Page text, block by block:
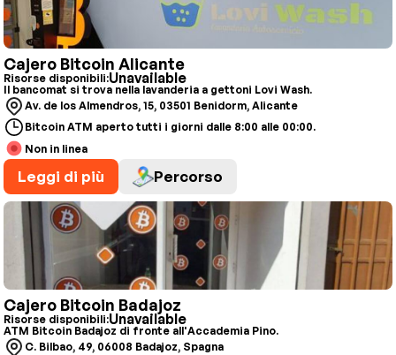
Cajero Bitcoin Alicante
Risorse disponibili:Unavailable
Il bancomat si trova nella lavanderia a gettoni Lovi Wash.
Av. de los Almendros, 15, 03501 Benidorm, Alicante
Bitcoin ATM aperto tutti i giorni dalle 8:00 alle 00:00.
Non in linea
Leggi di più Percorso
Cajero Bitcoin Badajoz
Risorse disponibili:Unavailable
ATM Bitcoin Badajoz di fronte all'Accademia Pino.
C. Bilbao, 49, 06008 Badajoz, Spagna